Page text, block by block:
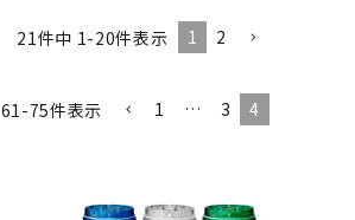
21件中 1-20件表示 1 2
61-75件表示 1 … 3 4